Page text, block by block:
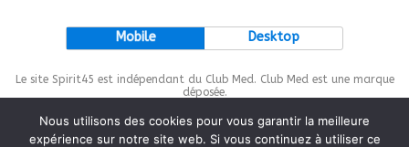
Mobile Desktop
Le site Spirit45 est indépendant du Club Med. Club Med est une marque
déposée.
Nous utilisons des cookies pour vous garantir la meilleure
expérience sur notre site web. Si vous continuez à utiliser ce